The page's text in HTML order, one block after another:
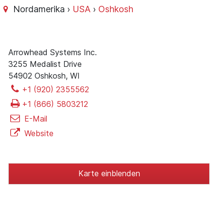
Nordamerika › USA › Oshkosh
Arrowhead Systems Inc.
3255 Medalist Drive
54902 Oshkosh, WI
+1 (920) 2355562
+1 (866) 5803212
E-Mail
Website
Karte einblenden